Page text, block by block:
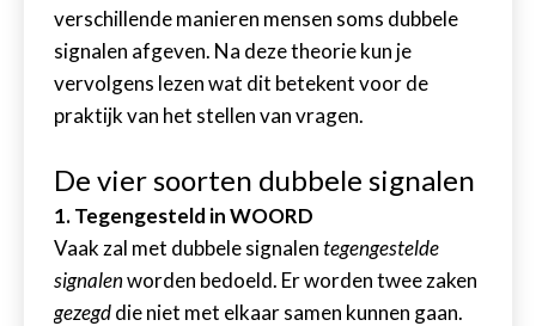
verschillende manieren mensen soms dubbele
signalen afgeven. Na deze theorie kun je
vervolgens lezen wat dit betekent voor de
praktijk van het stellen van vragen.
De vier soorten dubbele signalen
1. Tegengesteld in WOORD
Vaak zal met dubbele signalentegengestelde
signalenworden bedoeld. Er worden twee zaken
gezegddie niet met elkaar samen kunnen gaan.